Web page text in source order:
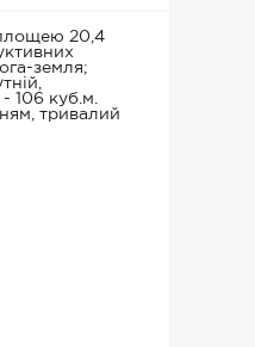
20,4
земля;
106 куб.м.
тривалий